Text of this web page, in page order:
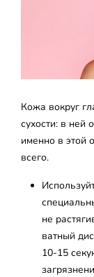
Кожа вокруг
сухости: в ней
именно в этой
всего.
не
ватный
10-15